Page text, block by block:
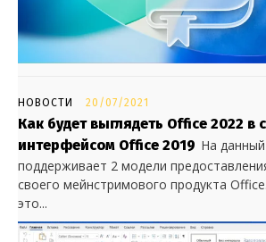
НОВОСТИ 20/07/2021
Как будет выглядеть Office 2022 в
интерфейсом Office 2019 На
поддерживает 2 модели
своего мейнстримового продукта
это...